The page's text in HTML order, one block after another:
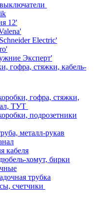
12'
Electric'
Эксперт'
гофра, стяжки, кабель-
гофра, стяжки,
ТУТ
подрозетники
металл-рукав
кабеля
хомут, бирки
трубка
счетчики